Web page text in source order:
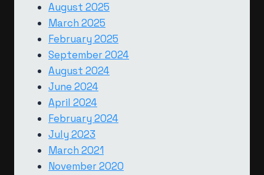
August 2025
March 2025
February 2025
September 2024
August 2024
June 2024
April 2024
February 2024
July 2023
March 2021
November 2020